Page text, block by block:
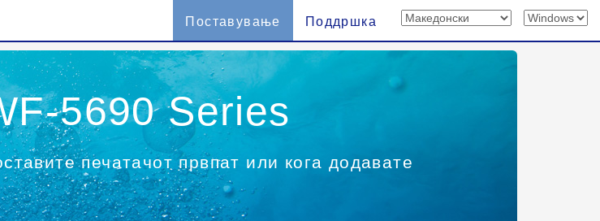
Поставување Поддршка
5690 Series
печатачот првпат или кога додавате